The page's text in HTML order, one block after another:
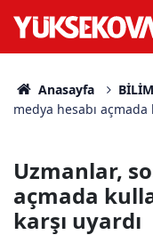
Anasayfa
medya hesabı
Uzmanlar,
açmada
karşı uyardı